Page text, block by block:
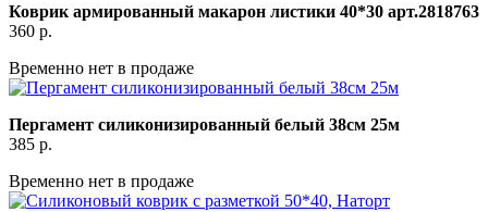
Коврик армированный макарон листики 40*30 арт.2818763
360 р.
Временно нет в продаже
Пергамент силиконизированный белый 38см 25м
385 р.
Временно нет в продаже